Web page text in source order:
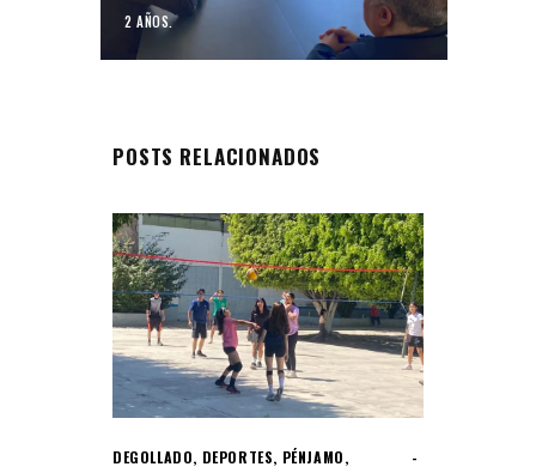
2 AÑOS.
POSTS RELACIONADOS
DEGOLLADO, DEPORTES, PÉNJAMO,